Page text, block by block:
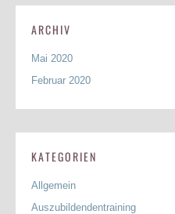
ARCHIV
Mai 2020
Februar 2020
KATEGORIEN
Allgemein
Auszubildendentraining